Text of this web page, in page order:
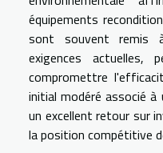
équipements
sont souvent remis
exigences
compromettre
initial modéré associé
un excellent retour sur
la position compétitive